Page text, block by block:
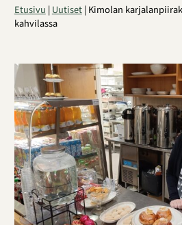
Etusivu|Uutiset|Kimolan
kahvilassa